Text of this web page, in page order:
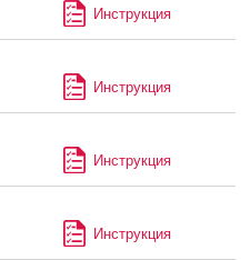
Инструкция
Инструкция
Инструкция
Инструкция